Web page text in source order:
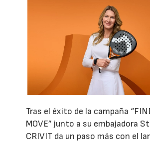
Tras el éxito de la campaña
MOVE” junto a su embajadora
CRIVIT da un paso más con el